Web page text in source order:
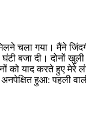
चला गया। मैंने
बजा दी। दोनों
को याद करते हुए मेरे
हुआ: पहली